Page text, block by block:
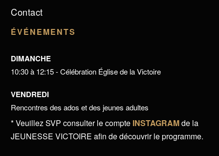
Contact
ÉVÉNEMENTS
DIMANCHE
10:30 à 12:15 - Célébration Église de la Victoire
VENDREDI
Rencontres des ados et des jeunes adultes
* Veuillez SVP consulter le compte INSTAGRAMde la
JEUNESSE VICTOIRE afin de découvrir le programme.